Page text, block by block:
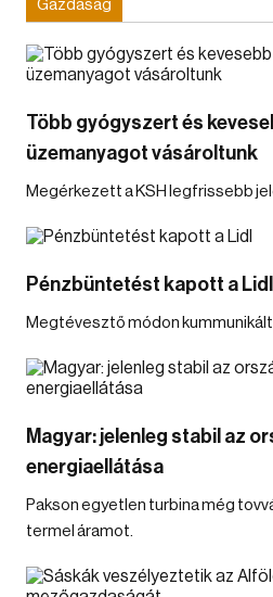
Gazdaság
Több gyógyszert és
üzemanyagot vásároltunk
Megérkezett a KSH legfrissebb
Pénzbüntetést kapott a Lidl
Megtévesztő módon kummunikált
Magyar: jelenleg stabil az
energiaellátása
Pakson egyetlen turbina még
termel áramot.